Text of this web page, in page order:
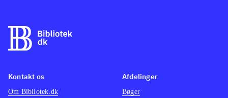
Kontakt os
Om Bibliotek.dk
Afdelinger
Bøger